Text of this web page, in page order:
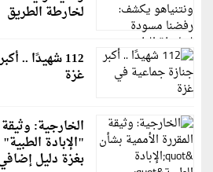
لخارطة الطريق
112 شهيدًا ..
غزة
الخارجية:
"الإبادة
بغزة دليل